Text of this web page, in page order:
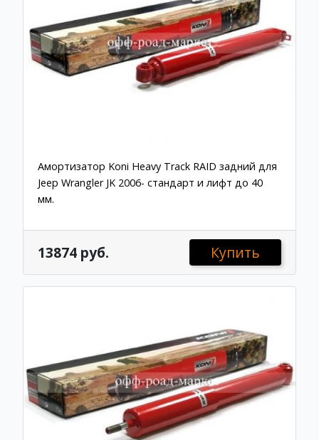
Амортизатор Koni Heavy Track RAID задний для
Jeep Wrangler JK 2006- стандарт и лифт до 40
мм.
13874 руб. Купить